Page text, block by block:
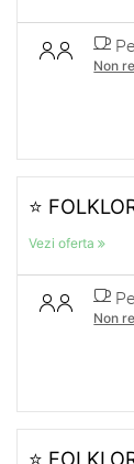
Non
⭐
Vezi oferta
Non
⭐